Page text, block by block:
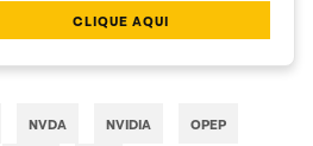
CLIQUE AQUI
NVDA NVIDIA OPEP